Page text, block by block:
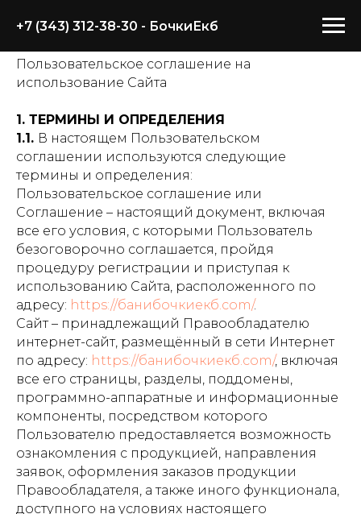
+7 (343) 312-38-30 - БочкиЕкб
Пользовательское соглашение на
использование Сайта
1. ТЕРМИНЫ И ОПРЕДЕЛЕНИЯ
1.1. В настоящем Пользовательском
соглашении используются следующие
термины и определения:
Пользовательское соглашение или
Соглашение – настоящий документ, включая
все его условия, с которыми Пользователь
безоговорочно соглашается, пройдя
процедуру регистрации и приступая к
использованию Сайта, расположенного по
адресу: https://банибочкиекб.com/.
Сайт – принадлежащий Правообладателю
интернет-сайт, размещённый в сети Интернет
по адресу: https://банибочкиекб.com/, включая
все его страницы, разделы, поддомены,
программно-аппаратные и информационные
компоненты, посредством которого
Пользователю предоставляется возможность
ознакомления с продукцией, направления
заявок, оформления заказов продукции
Правообладателя, а также иного функционала,
доступного на условиях настоящего